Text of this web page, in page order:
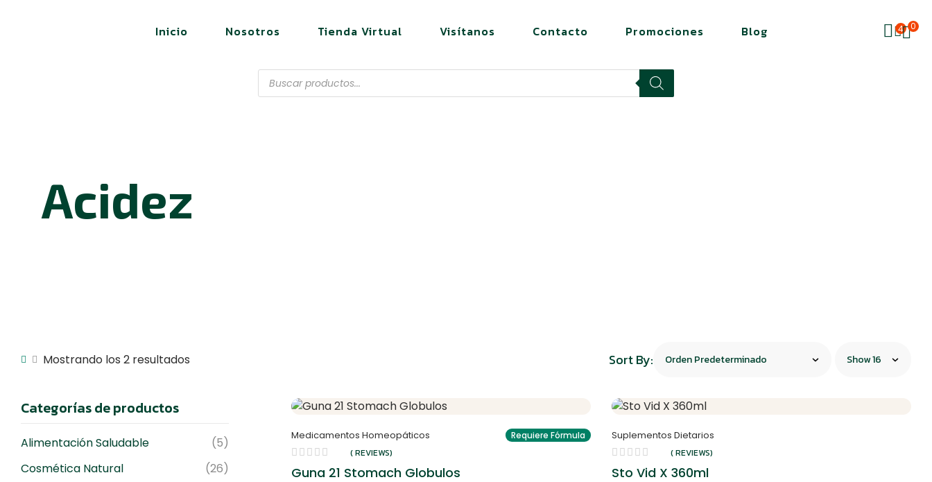
Inicio Nosotros Tienda Virtual Visítanos Contacto Promociones Blog 4 0
Acidez
Mostrando los 2 resultados Sort By:
Medicamentos Homeopáticos Requiere Fórmula
( REVIEWS)
Guna 21 Stomach Globulos
Suplementos Dietarios
( REVIEWS)
Sto Vid X 360ml
Categorías de productos
Alimentación Saludable
(5)
Cosmética Natural
(26)